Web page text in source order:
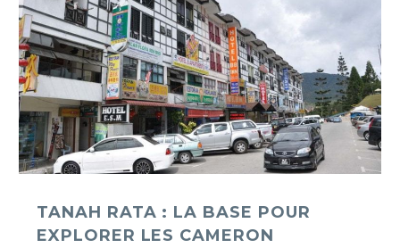
la
base
pour
explorer
les
Cameron
Highlands
TANAH RATA : LA BASE POUR
EXPLORER LES CAMERON